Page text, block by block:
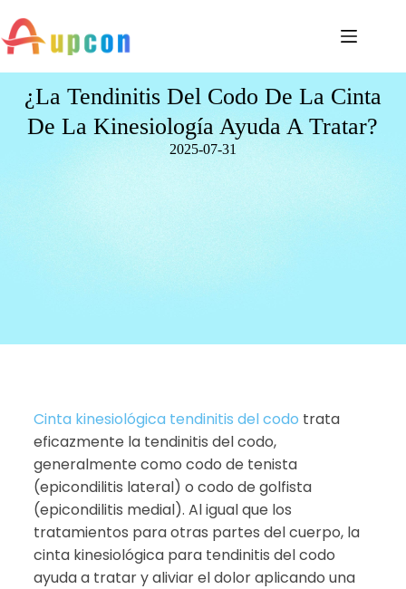
¿La Tendinitis Del Codo De La Cinta
De La Kinesiología Ayuda A Tratar?
2025-07-31
Cinta kinesiológica tendinitis del codo trata
eficazmente la tendinitis del codo,
generalmente como codo de tenista
(epicondilitis lateral) o codo de golfista
(epicondilitis medial). Al igual que los
tratamientos para otras partes del cuerpo, la
cinta kinesiológica para tendinitis del codo
ayuda a tratar y aliviar el dolor aplicando una